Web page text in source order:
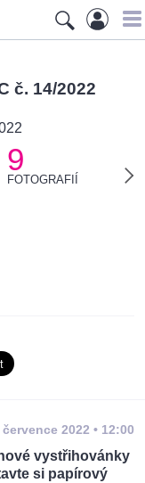
č. 14/2022
9
FOTOGRAFIÍ
července 2022 • 12:00
vystřihovánky
si papírový